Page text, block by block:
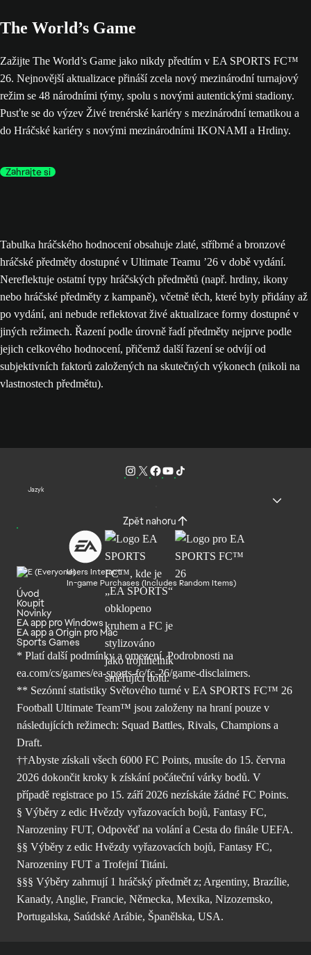
The World’s Game
Zažijte The World’s Game jako nikdy předtím v EA SPORTS FC™
26. Nejnovější aktualizace přináší zcela nový mezinárodní turnajový
režim se 48 národními týmy, spolu s novými autentickými stadiony.
Pusťte se do výzev Živé trenérské kariéry s mezinárodní tematikou a
do Hráčské kariéry s novými mezinárodními IKONAMI a Hrdiny.
Zahrajte si
Tabulka hráčského hodnocení obsahuje zlaté, stříbrné a bronzové
hráčské předměty dostupné v Ultimate Teamu ’26 v době vydání.
Nereflektuje ostatní typy hráčských předmětů (např. hrdiny, ikony
nebo hráčské předměty z kampaně), včetně těch, které byly přidány až
po vydání, ani nebude reflektovat živé aktualizace formy dostupné v
jiných režimech. Řazení podle úrovně řadí předměty nejprve podle
jejich celkového hodnocení, přičemž další řazení se odvíjí od
subjektivních faktorů založených na skutečných výkonech (nikoli na
vlastnostech předmětu).
Jazyk
Zpět nahoru
Users Interact
In-game Purchases (Includes Random Items)
Úvod
Koupit
Novinky
EA app pro Windows
EA app a Origin pro Mac
Sports Games
* Platí další podmínky a omezení. Podrobnosti na
ea.com/cs/games/ea-sports-fc/fc-26/game-disclaimers.
** Sezónní statistiky Světového turné v EA SPORTS FC™ 26
Football Ultimate Team™ jsou založeny na hraní pouze v
následujících režimech: Squad Battles, Rivals, Champions a
Draft.
††Abyste získali všech 6000 FC Points, musíte do 15. června
2026 dokončit kroky k získání počáteční várky bodů. V
případě registrace po 15. září 2026 nezískáte žádné FC Points.
§ Výběry z edic Hvězdy vyřazovacích bojů, Fantasy FC,
Narozeniny FUT, Odpověď na volání a Cesta do finále UEFA.
§§ Výběry z edic Hvězdy vyřazovacích bojů, Fantasy FC,
Narozeniny FUT a Trofejní Titáni.
§§§ Výběry zahrnují 1 hráčský předmět z; Argentiny, Brazílie,
Kanady, Anglie, Francie, Německa, Mexika, Nizozemsko,
Portugalska, Saúdské Arábie, Španělska, USA.